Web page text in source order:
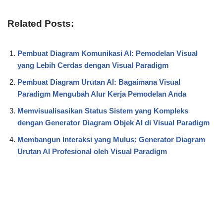
Related Posts:
Pembuat Diagram Komunikasi AI: Pemodelan Visual
yang Lebih Cerdas dengan Visual Paradigm
Pembuat Diagram Urutan AI: Bagaimana Visual
Paradigm Mengubah Alur Kerja Pemodelan Anda
Memvisualisasikan Status Sistem yang Kompleks
dengan Generator Diagram Objek AI di Visual Paradigm
Membangun Interaksi yang Mulus: Generator Diagram
Urutan AI Profesional oleh Visual Paradigm